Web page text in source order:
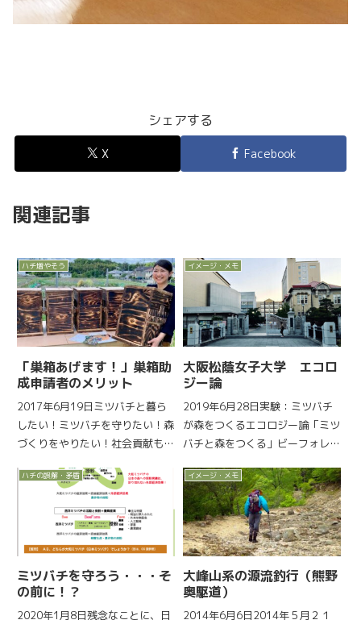
シェアする
X Facebook
関連記事
ハチ増やそう
「巣箱あげます！」巣箱助
成申請者のメリット
2017年6月19日ミツバチと暮ら
したい！ミツバチを守りたい！森
づくりをやりたい！社会貢献もし
をやりたい！ビーフォレスト巣箱
助成を申請をご検討ください！詳
しくは、「巣箱あげます！」巣箱
助成をご覧下さい。知識や経...
イメージ・メモ
大阪松蔭女子大学 エコロ
ジー論
2019年6月28日実験：ミツバチ
が森をつくるエコロジー論「ミツ
バチと森をつくる」ビーフォレス
コロジー論」のフィールドワーク
として授業に取り入れられまし
た。「生態系」を言葉で理解して
も、なかなか身につきません。...
ハチの誤解・矛盾
ミツバチを守ろう・・・そ
の前に！？
2020年1月8日残念なことに、日
イメージ・メモ
大峰山系の源流釣行（熊野
奥駆道）
2014年6月6日2014年５月２１